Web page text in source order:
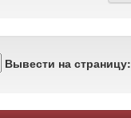
Вывести на страницу: